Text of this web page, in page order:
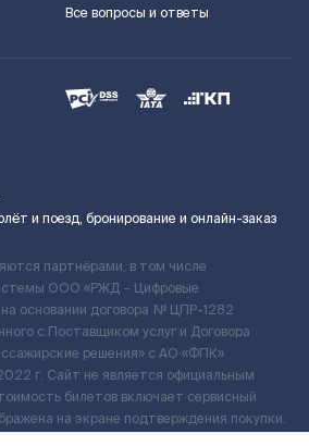
Все вопросы и ответы
и поезд, бронирование и онлайн-заказ
партнёрами, в том числе
ООО «РЖД – Цифровые
основании договора № ЦПР-1282
с Поставщиком услуг и Договора
решения» c АО «ФПК»
г. Сайт не является официальным
билетов включает сервисный
на экране подтверждения покупки.